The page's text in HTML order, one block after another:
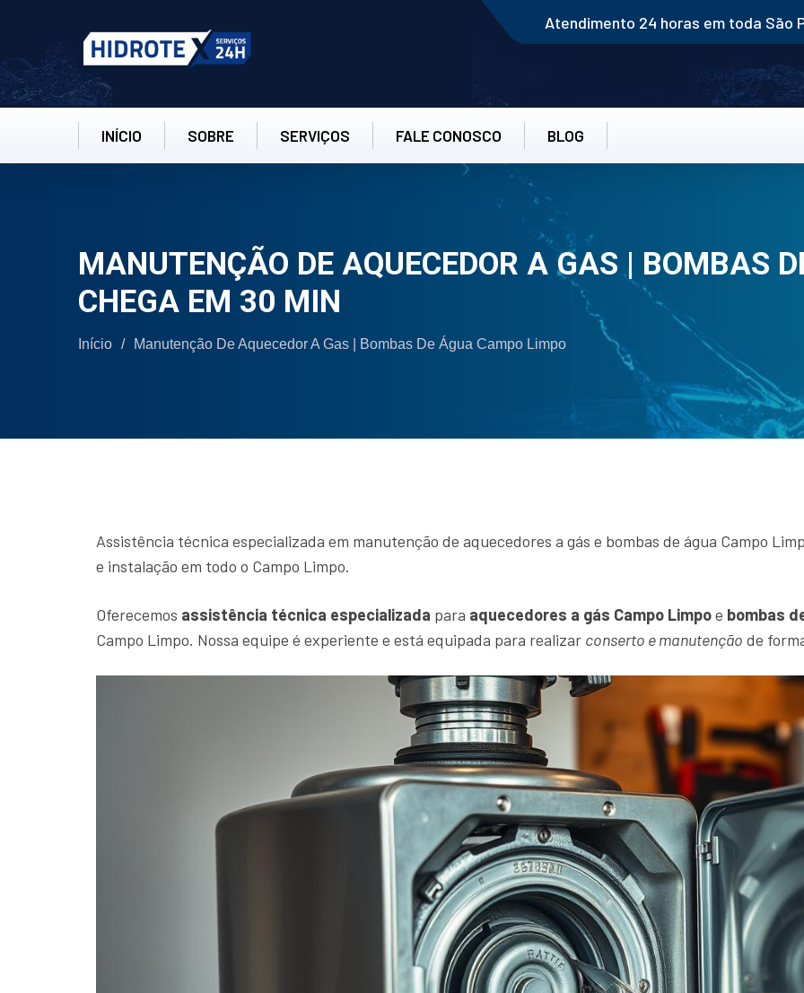
Atendimento 24 horas em toda São
INÍCIO SOBRE SERVIÇOS FALE CONOSCO BLOG
MANUTENÇÃO DE AQUECEDOR A GAS | BOMBAS
CHEGA EM 30 MIN
Início / Manutenção De Aquecedor A Gas | Bombas De Água Campo Limpo
Assistência técnica especializada em manutenção de aquecedores a gás e bombas de água Campo
e instalação em todo o Campo Limpo.
Oferecemos assistência técnica especializada para aquecedores a gás Campo Limpoe bombas
Campo Limpo. Nossa equipe é experiente e está equipada para realizar conserto e manutenção de